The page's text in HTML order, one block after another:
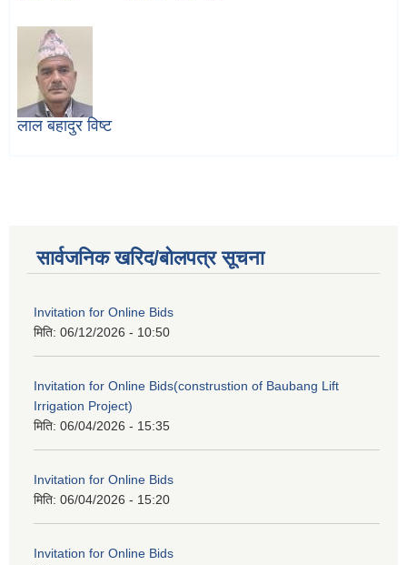
लाल बहादुर विष्ट
सार्वजनिक खरिद/बोलपत्र सूचना
Invitation for Online Bids
मिति: 06/12/2026 - 10:50
Invitation for Online Bids(construstion of Baubang Lift
Irrigation Project)
मिति: 06/04/2026 - 15:35
Invitation for Online Bids
मिति: 06/04/2026 - 15:20
Invitation for Online Bids